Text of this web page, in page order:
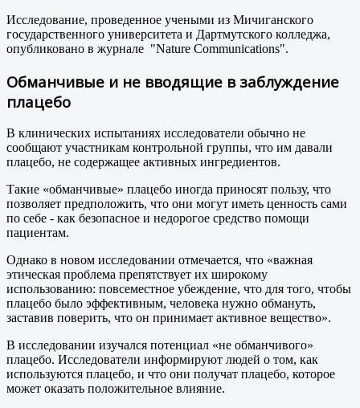
Исследование, проведенное учеными из Мичиганского
государственного университета и Дартмутского колледжа,
опубликовано в журнале "Nature Communications".
Обманчивые и не вводящие в заблуждение
плацебо
В клинических испытаниях исследователи обычно не
сообщают участникам контрольной группы, что им давали
плацебо, не содержащее активных ингредиентов.
Такие «обманчивые» плацебо иногда приносят пользу, что
позволяет предположить, что они могут иметь ценность сами
по себе - как безопасное и недорогое средство помощи
пациентам.
Однако в новом исследовании отмечается, что «важная
этическая проблема препятствует их широкому
использованию: повсеместное убеждение, что для того, чтобы
плацебо было эффективным, человека нужно обмануть,
заставив поверить, что он принимает активное вещество».
В исследовании изучался потенциал «не обманчивого»
плацебо. Исследователи информируют людей о том, как
используются плацебо, и что они получат плацебо, которое
может оказать положительное влияние.